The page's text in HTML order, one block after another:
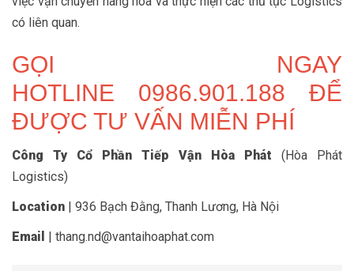
có liên quan.
GỌI NGAY
HOTLINE 0986.901.188 ĐỂ
ĐƯỢC TƯ VẤN MIỄN PHÍ
Công Ty Cổ Phần Tiếp Vận Hòa Phát (Hòa Phát
Logistics)
Location | 936 Bạch Đằng, Thanh Lương, Hà Nội
Email | thang.nd@vantaihoaphat.com